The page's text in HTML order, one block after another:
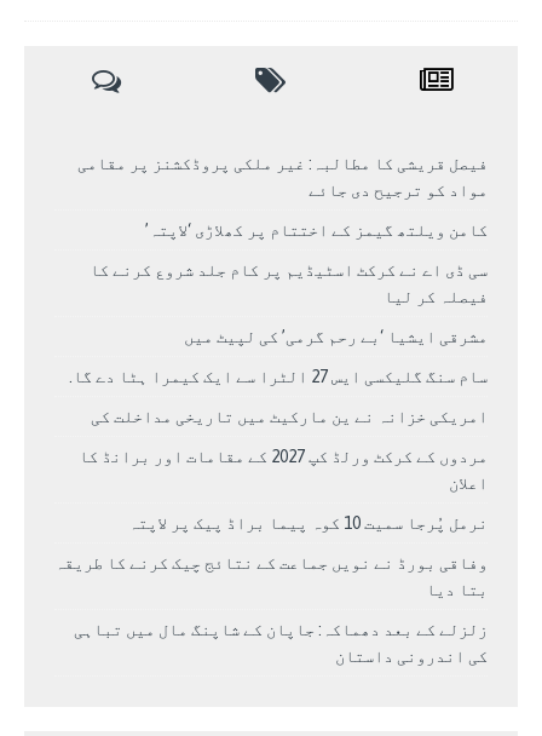
فیصل قریشی کا مطالبہ: غیر ملکی پروڈکشنز پر مقامی
مواد کو ترجیح دی جائے
کامن ویلتھ گیمز کے اختتام پر کھلاڑی ‘لاپتہ’
سی ڈی اے نے کرکٹ اسٹیڈیم پر کام جلد شروع کرنے کا
فیصلہ کر لیا
مشرقی ایشیا ‘بے رحم گرمی’ کی لپیٹ میں
سام سنگ گلیکسی ایس 27 الٹرا سے ایک کیمرا ہٹا دے گا.
امریکی خزانہ نے ین مارکیٹ میں تاریخی مداخلت کی
مردوں کے کرکٹ ورلڈ کپ 2027 کے مقامات اور برانڈ کا
اعلان
نرمل پُرجا سمیت 10 کوہ پیما براڈ پیک پر لاپتہ
وفاقی بورڈ نے نویں جماعت کے نتائج چیک کرنے کا طریقہ
بتا دیا
زلزلے کے بعد دھماکہ: جاپان کے شاپنگ مال میں تباہی
کی اندرونی داستان